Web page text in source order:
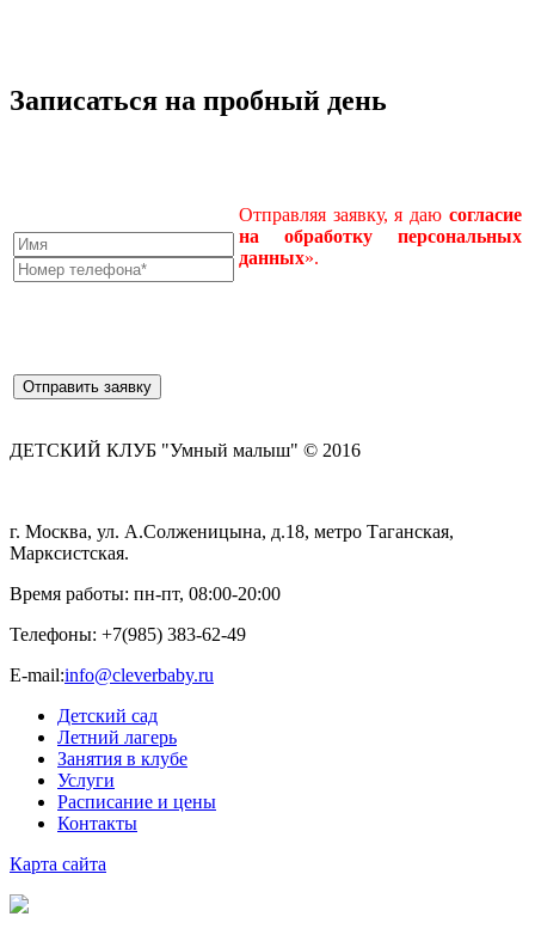
Записаться на пробный день
Отправляя заявку, я даю согласие
на
обработку
персональных
данных».
ДЕТСКИЙ КЛУБ "Умный малыш" © 2016
г. Москва, ул. А.Солженицына, д.18, метро Таганская,
Марксистская.
Время работы: пн-пт, 08:00-20:00
Телефоны: +7(985) 383-62-49
E-mail:info@cleverbaby.ru
Детский сад
Летний лагерь
Занятия в клубе
Услуги
Расписание и цены
Контакты
Карта cайта